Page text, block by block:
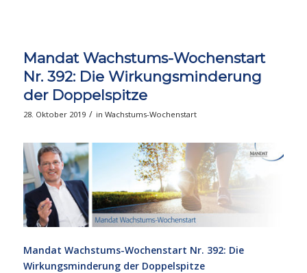
Mandat Wachstums-Wochenstart
Nr. 392: Die Wirkungsminderung
der Doppelspitze
28. Oktober 2019 / in Wachstums-Wochenstart
Mandat Wachstums-Wochenstart Nr. 392: Die
Wirkungsminderung der Doppelspitze